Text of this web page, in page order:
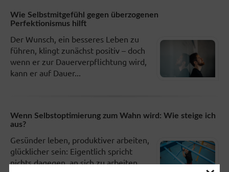
Wie Selbstmitgefühl gegen überzogenen
Perfektionismus hilft
Der Wunsch, ein besseres Leben zu
führen, klingt zunächst positiv – doch
wenn er zur Dauerverpflichtung wird,
kann er auf Dauer...
Wenn Selbstoptimierung zum Wahn wird: Wie steige ich
aus?
Gesünder leben, produktiver arbeiten,
glücklicher sein: Eigentlich spricht
nichts dagegen, an sich zu arbeiten.